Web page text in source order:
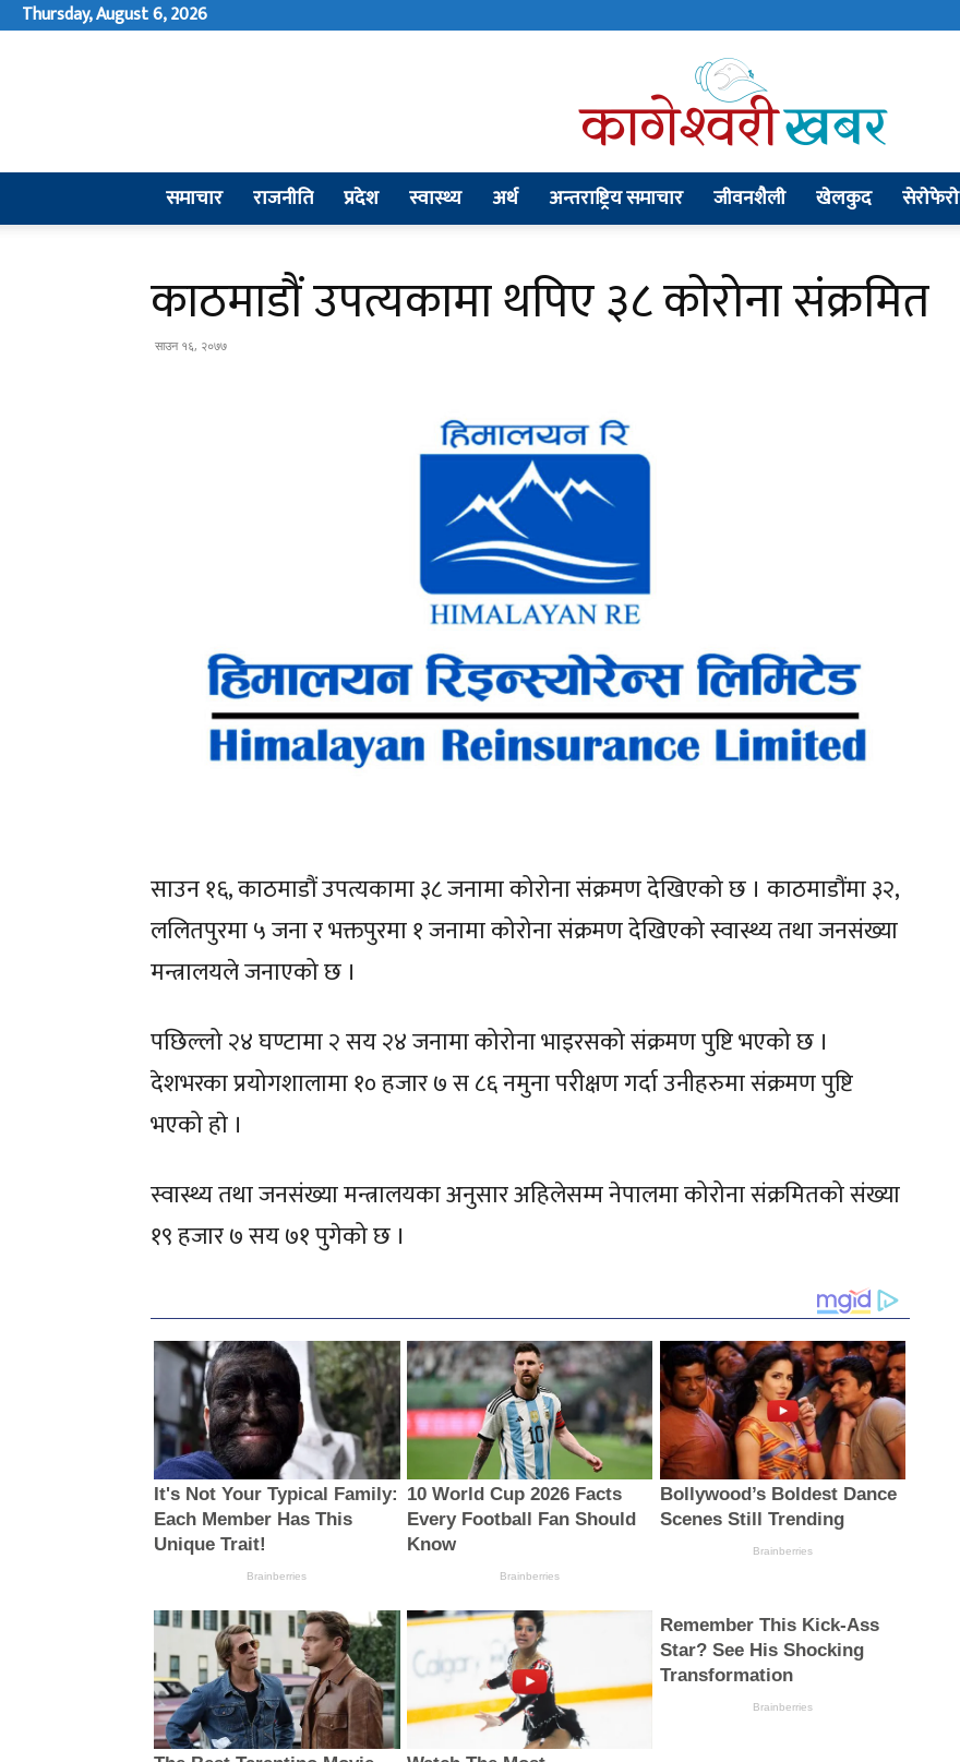
Thursday, August 6, 2026
kageshworikhabar.com
समाचार राजनीति प्रदेश स्वास्थ्य अर्थ अन्तराष्ट्रिय समाचार जीवनशैली खेलकुद सेराेफेराे
काठमाडौं उपत्यकामा थपिए ३८ कोरोना संक्रमित
साउन १६, २०७७
साउन १६, काठमाडौं उपत्यकामा ३८ जनामा कोरोना संक्रमण देखिएको छ । काठमाडौंमा ३२,
ललितपुरमा ५ जना र भक्तपुरमा १ जनामा कोरोना संक्रमण देखिएको स्वास्थ्य तथा जनसंख्या
मन्त्रालयले जनाएको छ ।
पछिल्लो २४ घण्टामा २ सय २४ जनामा कोरोना भाइरसको संक्रमण पुष्टि भएको छ ।
देशभरका प्रयोगशालामा १० हजार ७ स ८६ नमुना परीक्षण गर्दा उनीहरुमा संक्रमण पुष्टि
भएको हाे ।
स्वास्थ्य तथा जनसंख्या मन्त्रालयका अनुसार अहिलेसम्म नेपालमा कोरोना संक्रमितको संख्या
१९ हजार ७ सय ७१ पुगेको छ ।